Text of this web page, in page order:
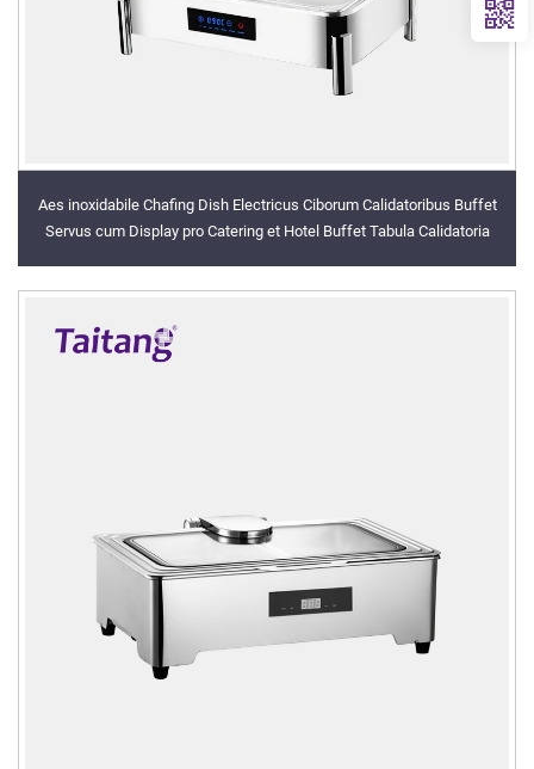
Aes inoxidabile Chafing Dish Electricus Ciborum Calidatoribus Buffet
Servus cum Display pro Catering et Hotel Buffet Tabula Calidatoria